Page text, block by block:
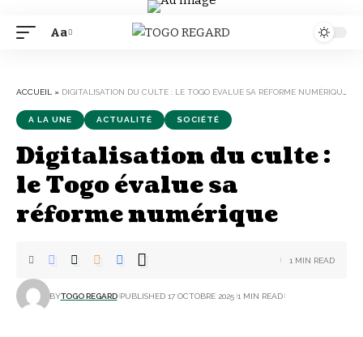
Font
Aa
ACCUEIL » DIGITALISATION DU CULTE : LE TOGO ÉVALUE SA RÉFORME NUMÉRIQUE
A LA UNE ACTUALITÉ SOCIÉTÉ
Digitalisation du culte :
le Togo évalue sa
réforme numérique
BYTOGO REGARD PUBLISHED 17 OCTOBRE 2025 1 MIN READ
1 MIN READ